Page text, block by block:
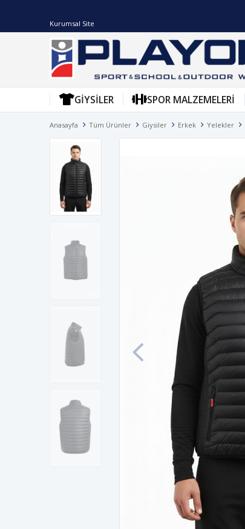
Kurumsal Site
GIYSILER SPOR MALZEMELERI
Anasayfa Tüm Ürünler Giysiler Erkek Yelekler